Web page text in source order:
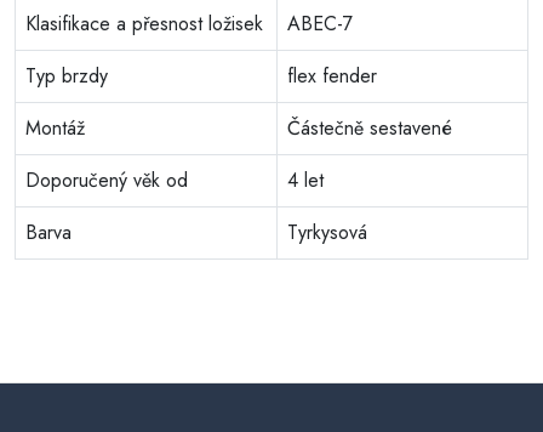
Klasifikace a přesnost ložisek
ABEC-7
Typ brzdy
flex fender
Montáž
Částečně sestavené
Doporučený věk od
4 let
Barva
Tyrkysová